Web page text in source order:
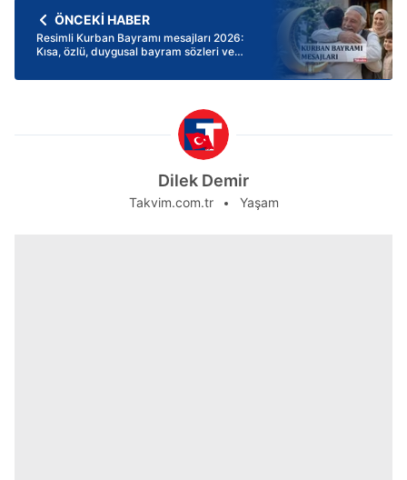
ÖNCEKİ HABER
Resimli Kurban Bayramı mesajları 2026:
Kısa, özlü, duygusal bayram sözleri ve
Dilek Demir
Takvim.com.tr Yaşam